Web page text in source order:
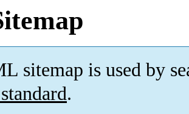
sitemap is used by
.